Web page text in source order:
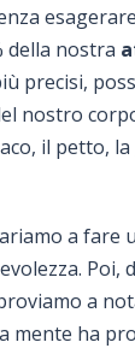
della nostra
precisi,
nostro
il petto,
a fare
Poi,
a
mente ha